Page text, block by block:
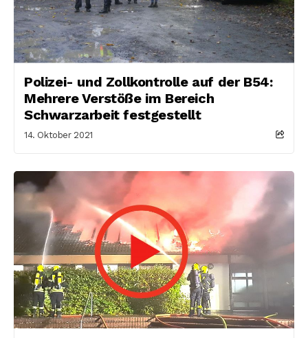
Polizei- und Zollkontrolle auf der B54:
Mehrere Verstöße im Bereich
Schwarzarbeit festgestellt
14. Oktober 2021